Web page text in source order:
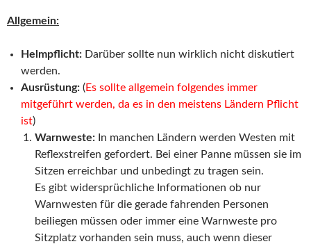
Allgemein:
Helmpflicht: Darüber sollte nun wirklich nicht diskutiert
werden.
Ausrüstung: (Es sollte allgemein folgendes immer
mitgeführt werden, da es in den meistens Ländern Pflicht
ist)
Warnweste: In manchen Ländern werden Westen mit
Reflexstreifen gefordert. Bei einer Panne müssen sie im
Sitzen erreichbar und unbedingt zu tragen sein.
Es gibt widersprüchliche Informationen ob nur
Warnwesten für die gerade fahrenden Personen
beiliegen müssen oder immer eine Warnweste pro
Sitzplatz vorhanden sein muss, auch wenn dieser